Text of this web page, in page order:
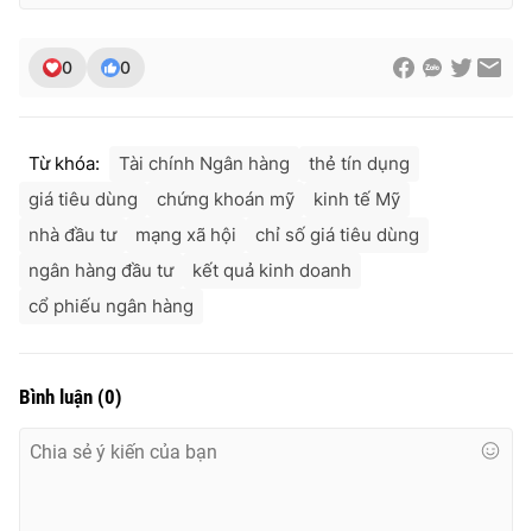
0 0
Từ khóa: Tài chính Ngân hàng
thẻ tín dụng
giá tiêu dùng
chứng khoán mỹ
kinh tế Mỹ
nhà đầu tư
mạng xã hội
chỉ số giá tiêu dùng
ngân hàng đầu tư
kết quả kinh doanh
cổ phiếu ngân hàng
Bình luận (0)